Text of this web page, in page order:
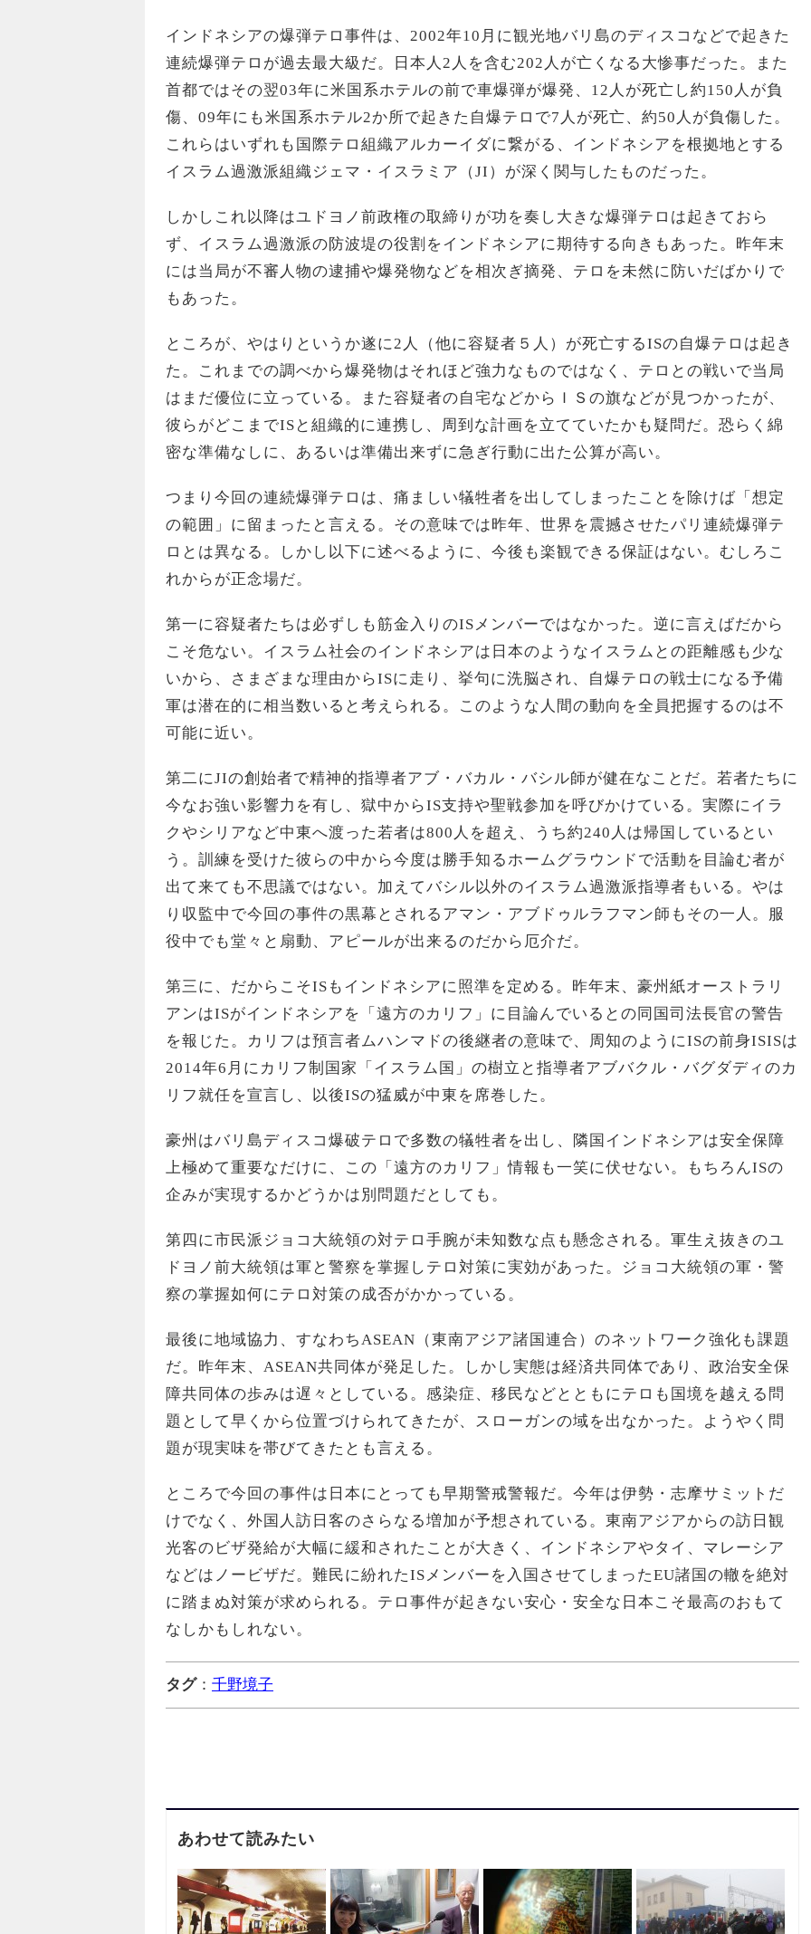
インドネシアの爆弾テロ事件は、2002年10月に観光地バリ島のディスコなどで起きた
連続爆弾テロが過去最大級だ。日本人2人を含む202人が亡くなる大惨事だった。また
首都ではその翌03年に米国系ホテルの前で車爆弾が爆発、12人が死亡し約150人が負
傷、09年にも米国系ホテル2か所で起きた自爆テロで7人が死亡、約50人が負傷した。
これらはいずれも国際テロ組織アルカーイダに繋がる、インドネシアを根拠地とする
イスラム過激派組織ジェマ・イスラミア（JI）が深く関与したものだった。
しかしこれ以降はユドヨノ前政権の取締りが功を奏し大きな爆弾テロは起きておら
ず、イスラム過激派の防波堤の役割をインドネシアに期待する向きもあった。昨年末
には当局が不審人物の逮捕や爆発物などを相次ぎ摘発、テロを未然に防いだばかりで
もあった。
ところが、やはりというか遂に2人（他に容疑者５人）が死亡するISの自爆テロは起き
た。これまでの調べから爆発物はそれほど強力なものではなく、テロとの戦いで当局
はまだ優位に立っている。また容疑者の自宅などからＩＳの旗などが見つかったが、
彼らがどこまでISと組織的に連携し、周到な計画を立てていたかも疑問だ。恐らく綿
密な準備なしに、あるいは準備出来ずに急ぎ行動に出た公算が高い。
つまり今回の連続爆弾テロは、痛ましい犠牲者を出してしまったことを除けば「想定
の範囲」に留まったと言える。その意味では昨年、世界を震撼させたパリ連続爆弾テ
ロとは異なる。しかし以下に述べるように、今後も楽観できる保証はない。むしろこ
れからが正念場だ。
第一に容疑者たちは必ずしも筋金入りのISメンバーではなかった。逆に言えばだから
こそ危ない。イスラム社会のインドネシアは日本のようなイスラムとの距離感も少な
いから、さまざまな理由からISに走り、挙句に洗脳され、自爆テロの戦士になる予備
軍は潜在的に相当数いると考えられる。このような人間の動向を全員把握するのは不
可能に近い。
第二にJIの創始者で精神的指導者アブ・バカル・バシル師が健在なことだ。若者たちに
今なお強い影響力を有し、獄中からIS支持や聖戦参加を呼びかけている。実際にイラ
クやシリアなど中東へ渡った若者は800人を超え、うち約240人は帰国しているとい
う。訓練を受けた彼らの中から今度は勝手知るホームグラウンドで活動を目論む者が
出て来ても不思議ではない。加えてバシル以外のイスラム過激派指導者もいる。やは
り収監中で今回の事件の黒幕とされるアマン・アブドゥルラフマン師もその一人。服
役中でも堂々と扇動、アピールが出来るのだから厄介だ。
第三に、だからこそISもインドネシアに照準を定める。昨年末、豪州紙オーストラリ
アンはISがインドネシアを「遠方のカリフ」に目論んでいるとの同国司法長官の警告
を報じた。カリフは預言者ムハンマドの後継者の意味で、周知のようにISの前身ISISは
2014年6月にカリフ制国家「イスラム国」の樹立と指導者アブバクル・バグダディのカ
リフ就任を宣言し、以後ISの猛威が中東を席巻した。
豪州はバリ島ディスコ爆破テロで多数の犠牲者を出し、隣国インドネシアは安全保障
上極めて重要なだけに、この「遠方のカリフ」情報も一笑に伏せない。もちろんISの
企みが実現するかどうかは別問題だとしても。
第四に市民派ジョコ大統領の対テロ手腕が未知数な点も懸念される。軍生え抜きのユ
ドヨノ前大統領は軍と警察を掌握しテロ対策に実効があった。ジョコ大統領の軍・警
察の掌握如何にテロ対策の成否がかかっている。
最後に地域協力、すなわちASEAN（東南アジア諸国連合）のネットワーク強化も課題
だ。昨年末、ASEAN共同体が発足した。しかし実態は経済共同体であり、政治安全保
障共同体の歩みは遅々としている。感染症、移民などとともにテロも国境を越える問
題として早くから位置づけられてきたが、スローガンの域を出なかった。ようやく問
題が現実味を帯びてきたとも言える。
ところで今回の事件は日本にとっても早期警戒警報だ。今年は伊勢・志摩サミットだ
けでなく、外国人訪日客のさらなる増加が予想されている。東南アジアからの訪日観
光客のビザ発給が大幅に緩和されたことが大きく、インドネシアやタイ、マレーシア
などはノービザだ。難民に紛れたISメンバーを入国させてしまったEU諸国の轍を絶対
に踏まぬ対策が求められる。テロ事件が起きない安心・安全な日本こそ最高のおもて
なしかもしれない。
タグ： 千野境子
あわせて読みたい